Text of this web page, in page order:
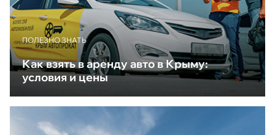
ПОЛЕЗНО ЗНАТЬ
Как взять в аренду авто в Крыму:
условия и цены